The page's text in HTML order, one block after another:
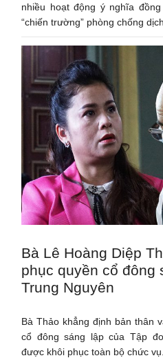
nhiều hoạt động ý nghĩa
“chiến trường” phòng chống
Bà Lê Hoàng Diệp
phục quyền cổ đông
Trung Nguyên
Bà Thảo khẳng định bản thân
cổ đông sáng lập của Tập
được khôi phục toàn bộ chức vụ.